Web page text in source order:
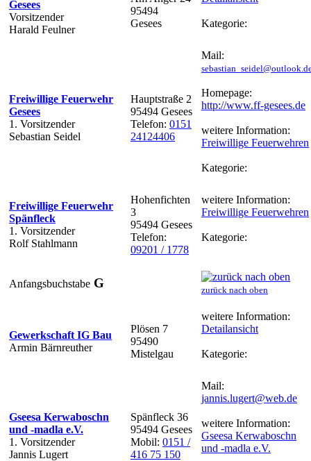
Gesees
Vorsitzender
Harald Feulner
95494
Gesees
Kategorie:
Freiwillige Feuerwehr
Gesees
1. Vorsitzender
Sebastian Seidel
Hauptstraße 2
95494 Gesees
Telefon: 0151
24124406
Mail:
Homepage:
http://www.ff-gesees.de
weitere Information:
Freiwillige Feuerwehren
Kategorie:
Freiwillige Feuerwehr
Spänfleck
1. Vorsitzender
Rolf Stahlmann
Hohenfichten
3
95494 Gesees
Telefon:
09201 / 1778
weitere Information:
Freiwillige Feuerwehren
Kategorie:
Anfangsbuchstabe G zurück nach oben
Gewerkschaft IG Bau
Armin Bärnreuther
Plösen 7
95490
Mistelgau
weitere Information:
Detailansicht
Kategorie:
Gseesa Kerwaboschn
und -madla e.V.
1. Vorsitzender
Jannis Lugert
Spänfleck 36
95494 Gesees
Mobil: 0151 /
416 75 150
Mail:
jannis.lugert@web.de
weitere Information:
Gseesa Kerwaboschn
und -madla e.V.